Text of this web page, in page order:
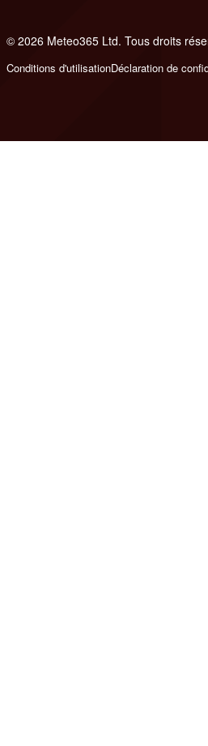
© 2026 Meteo365 Ltd. Tous droits
Conditions d'utilisationDéclaration de